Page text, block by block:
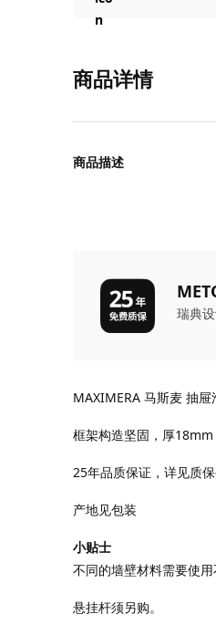
商品详情
商品描述
瑞典设
MAXIMERA 马斯麦 抽
框架构造坚固，厚18mm
25年品质保证，详见质保
产地见包装
小贴士
不同的墙壁材料需要使
悬挂杆须另购。